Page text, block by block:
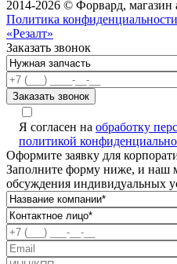
2014-2026 © Форвард, магазин
Политика конфиденциальности
«Резалт»
Заказать звонок
Я согласен на обработку
политикой
Оформите заявку для
Заполните форму ниже, и наш
обсуждения индивидуальных